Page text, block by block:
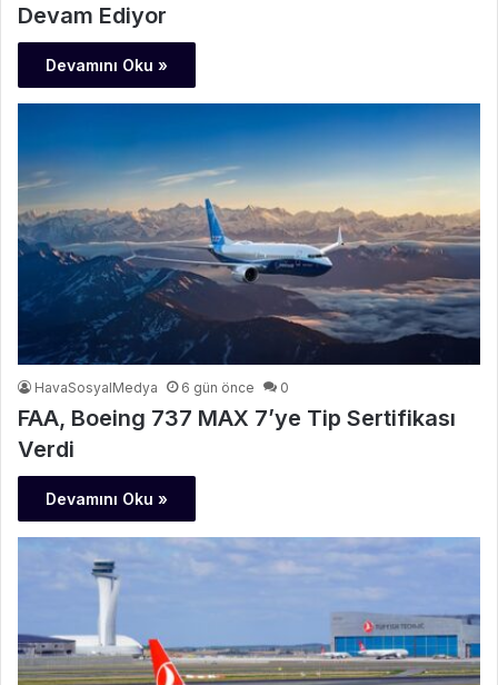
Devam Ediyor
Devamını Oku »
HavaSosyalMedya 6 gün önce 0
FAA, Boeing 737 MAX 7’ye Tip Sertifikası
Verdi
Devamını Oku »